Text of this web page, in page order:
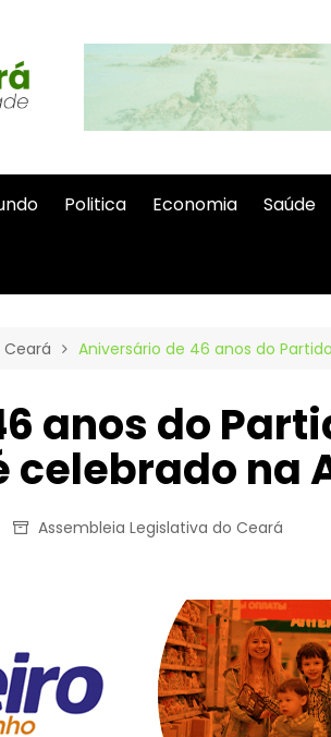
Politica Economia Saúde
Ceará Aniversário de 46 anos do
anos do
celebrado na
Assembleia Legislativa do Ceará